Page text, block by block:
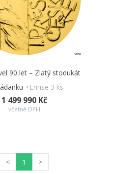
90 let – Zlatý stodukát
Emise 3 ks
1 499 990 Kč
včetně DPH
< 1 >